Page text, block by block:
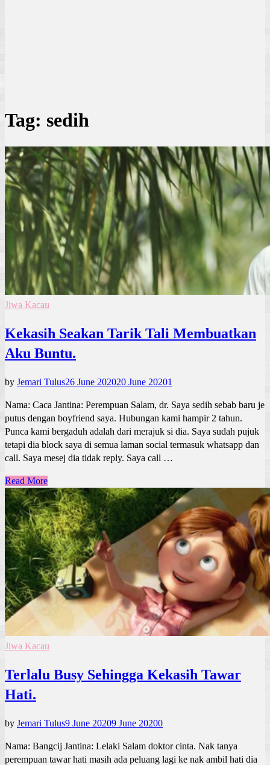
Tag: sedih
Jiwa Kacau
Kekasih Seakan Tarik Tali Membuatkan
Aku Buntu.
by Jemari Tulus26 June 202020 June 20201
Nama: Caca Jantina: Perempuan Salam, dr. Saya sedih sebab baru je
putus dengan boyfriend saya. Hubungan kami hampir 2 tahun.
Punca kami bergaduh adalah dari merajuk si dia. Saya sudah pujuk
tetapi dia block saya di semua laman social termasuk whatsapp dan
call. Saya mesej dia tidak reply. Saya call …
Read More
Jiwa Kacau
Terlalu Busy Sehingga Kekasih Tawar
Hati.
by Jemari Tulus9 June 20209 June 20200
Nama: Bangcij Jantina: Lelaki Salam doktor cinta. Nak tanya
perempuan tawar hati masih ada peluang lagi ke nak ambil hati dia